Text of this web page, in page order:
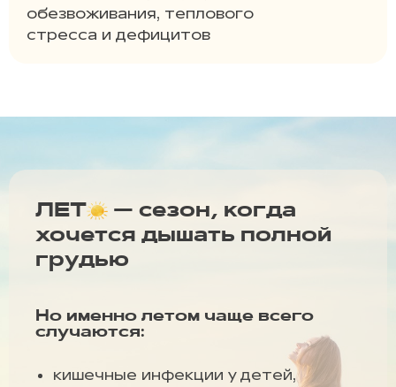
обезвоживания, теплового
стресса и дефицитов
ЛЕТ
— сезон, когда
хочется дышать полной
грудью
Но именно летом чаще всего
случаются:
кишечные инфекции у детей,